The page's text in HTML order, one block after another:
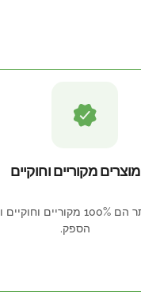
מוצרים מקוריים וחוקיים
כל המוצרים באתר הם 100%
הספק.